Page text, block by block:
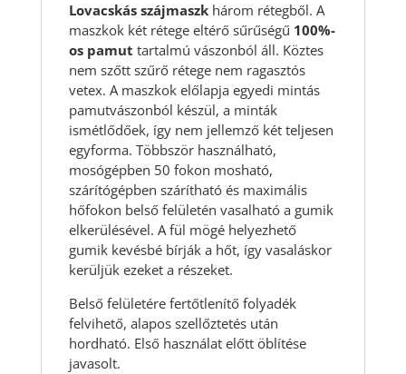
Lovacskás szájmaszkhárom rétegből. A
maszkok két rétege eltérő sűrűségű 100%-
os pamut tartalmú vászonból áll. Köztes
nem szőtt szűrő rétege nem ragasztós
vetex. A maszkok előlapja egyedi mintás
pamutvászonból készül, a minták
ismétlődőek, így nem jellemző két teljesen
egyforma. Többször használható,
mosógépben 50 fokon mosható,
szárítógépben szárítható és maximális
hőfokon belső felületén vasalható a gumik
elkerülésével. A fül mögé helyezhető
gumik kevésbé bírják a hőt, így vasaláskor
kerüljük ezeket a részeket.
Belső felületére fertőtlenítő folyadék
felvihető, alapos szellőztetés után
hordható. Első használat előtt öblítése
javasolt.